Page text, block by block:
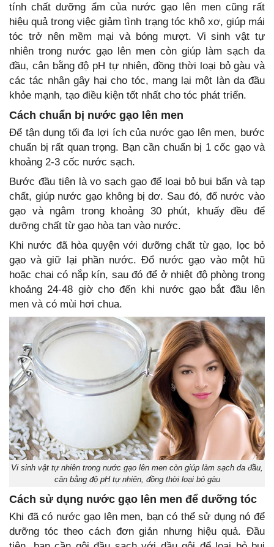
tính chất dưỡng ẩm của nước gạo lên men cũng rất
hiệu quả trong việc giảm tình trạng tóc khô xơ, giúp mái
tóc trở nên mềm mại và bóng mượt. Vi sinh vật tự
nhiên trong nước gạo lên men còn giúp làm sạch da
đầu, cân bằng độ pH tự nhiên, đồng thời loại bỏ gàu và
các tác nhân gây hại cho tóc, mang lại một làn da đầu
khỏe mạnh, tạo điều kiện tốt nhất cho tóc phát triển.
Cách chuẩn bị nước gạo lên men
Để tận dụng tối đa lợi ích của nước gạo lên men, bước
chuẩn bị rất quan trọng. Bạn cần chuẩn bị 1 cốc gạo và
khoảng 2-3 cốc nước sạch.
Bước đầu tiên là vo sạch gạo để loại bỏ bụi bẩn và tạp
chất, giúp nước gạo không bị dơ. Sau đó, đổ nước vào
gạo và ngâm trong khoảng 30 phút, khuấy đều để
dưỡng chất từ gạo hòa tan vào nước.
Khi nước đã hòa quyện với dưỡng chất từ gạo, lọc bỏ
gạo và giữ lại phần nước. Đổ nước gạo vào một hũ
hoặc chai có nắp kín, sau đó để ở nhiệt độ phòng trong
khoảng 24-48 giờ cho đến khi nước gạo bắt đầu lên
men và có mùi hơi chua.
Vi sinh vật tự nhiên trong nước gạo lên men còn giúp làm sạch da đầu,
cân bằng độ pH tự nhiên, đồng thời loại bỏ gàu
Cách sử dụng nước gạo lên men để dưỡng tóc
Khi đã có nước gạo lên men, bạn có thể sử dụng nó để
dưỡng tóc theo cách đơn giản nhưng hiệu quả. Đầu